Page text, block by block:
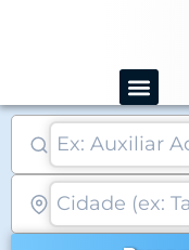
conteúdo